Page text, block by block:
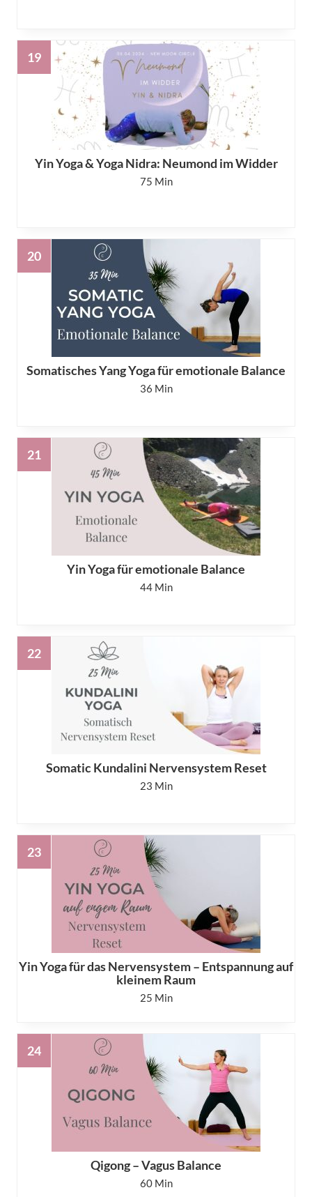
Yin Yoga & Yoga Nidra: Neumond im Widder
75
Somatisches Yang Yoga für emotionale Balance
36
Yin Yoga für emotionale Balance
44
Somatic Kundalini Nervensystem Reset
23
Yin Yoga für das Nervensystem – Entspannung auf
kleinem Raum
25
Qigong – Vagus Balance
60